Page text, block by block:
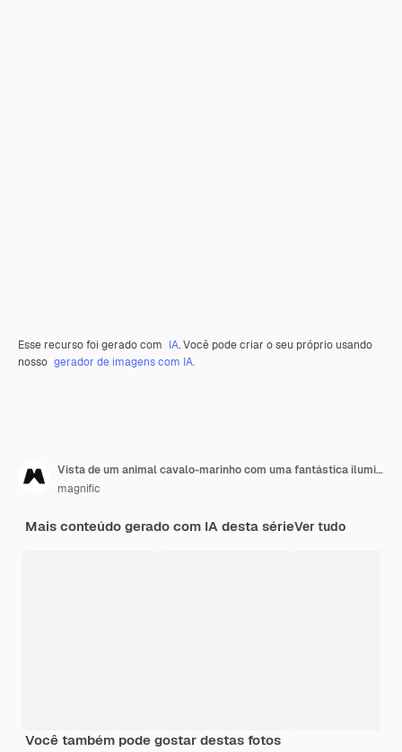
Esse recurso foi gerado com IA. Você pode criar o seu próprio usando
nosso gerador de imagens com IA.
Vista de um animal cavalo-marinho com uma fantástica iluminação de néon
magnific
Mais conteúdo gerado com IA desta sérieVer tudo
Você também pode gostar destas fotos